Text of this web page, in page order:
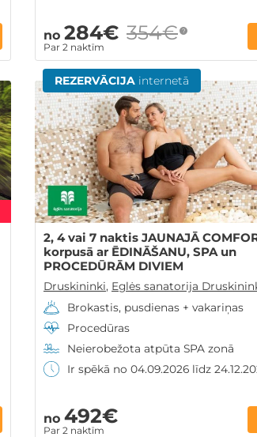
no 284€
Par 2 naktīm
354€ ?
REZERVĀCIJA internetā
2, 4 vai 7 naktis JAUNAJĀ
korpusā ar ĒDINĀŠANU, SPA un
PROCEDŪRĀM DIVIEM
Druskininki, Eglės sanatorija
Brokastis, pusdienas + vakariņas
Procedūras
Neierobežota atpūta SPA zonā
Ir spēkā no 04.09.2026 līdz
no 492€
Par 2 naktīm